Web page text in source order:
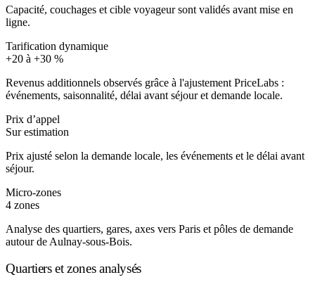
Capacité, couchages et cible voyageur sont validés avant mise en
ligne.
Tarification dynamique
+20 à +30 %
Revenus additionnels observés grâce à l'ajustement PriceLabs :
événements, saisonnalité, délai avant séjour et demande locale.
Prix d’appel
Sur estimation
Prix ajusté selon la demande locale, les événements et le délai avant
séjour.
Micro-zones
4 zones
Analyse des quartiers, gares, axes vers Paris et pôles de demande
autour de Aulnay-sous-Bois.
Quartiers et zones analysés